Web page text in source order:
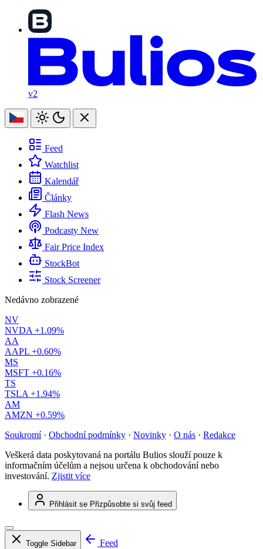
v2
Feed
Watchlist
Kalendář
Články
Flash News
Podcasty New
Fair Price Index
StockBot
Stock Screener
Nedávno zobrazené
NV
NVDA +1.09%
AA
AAPL +0.60%
MS
MSFT +0.16%
TS
TSLA +1.94%
AM
AMZN +0.59%
Soukromí · Obchodní podmínky · Novinky · O nás · Redakce
Veškerá data poskytovaná na portálu Bulios slouží pouze k
informačním účelům a nejsou určena k obchodování nebo
investování. Zjistit více
Přihlásit se Přizpůsobte si svůj feed
Toggle Sidebar
Feed